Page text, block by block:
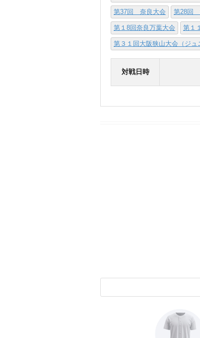
第37回 奈良大会 第28回
第１8回奈良万葉大会 第１
第３１回大阪狭山大会（ジュ
対戦日時